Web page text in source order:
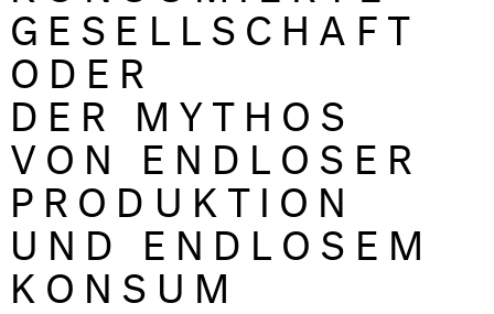
GESELLSCHAFT
ODER
DER MYTHOS
VON ENDLOSER
PRODUKTION
UND ENDLOSEM
KONSUM